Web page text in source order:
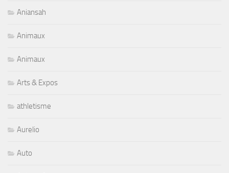
Aniansah
Animaux
Animaux
Arts & Expos
athletisme
Aurelio
Auto